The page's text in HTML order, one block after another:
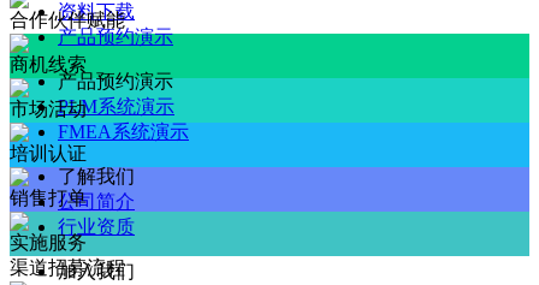
资料下载
产品预约演示
产品预约演示
PLM系统演示
FMEA系统演示
了解我们
公司简介
行业资质
加入我们
合作伙伴赋能
商机线索
市场活动
培训认证
销售打单
实施服务
渠道招募流程